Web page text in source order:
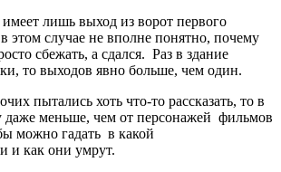
лишь выход из ворот первого
этом случае не вполне понятно, почему
сбежать, а сдался. Раз в здание
то выходов явно больше, чем один.
пытались хоть что-то рассказать, то в
даже меньше, чем от персонажей фильмов
можно гадать в какой
и как они умрут.